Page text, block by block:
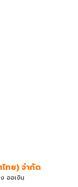
ทย) จํากัด
ออเงิน